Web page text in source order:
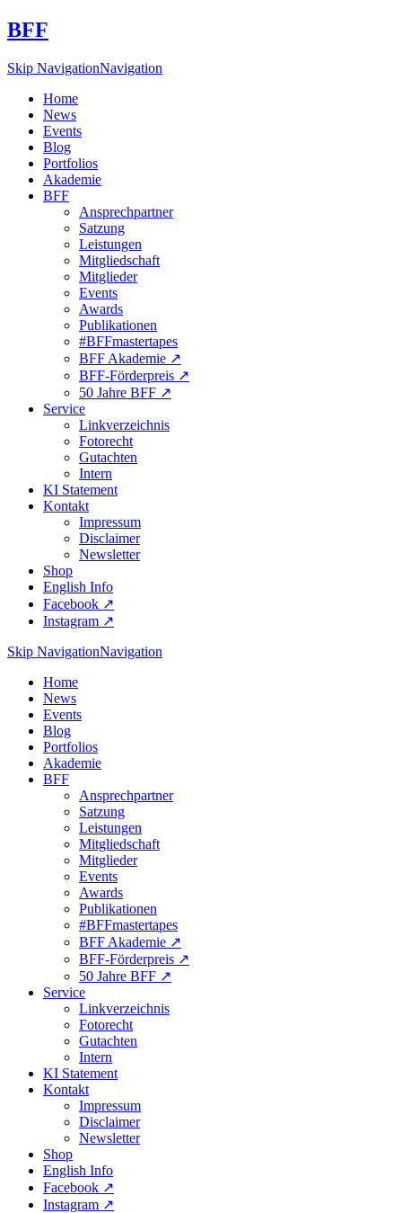
BFF
Skip NavigationNavigation
Home
News
Events
Blog
Portfolios
Akademie
BFF
Ansprechpartner
Satzung
Leistungen
Mitgliedschaft
Mitglieder
Events
Awards
Publikationen
#BFFmastertapes
BFF Akademie ↗︎
BFF-Förderpreis ↗︎
50 Jahre BFF ↗︎
Service
Linkverzeichnis
Fotorecht
Gutachten
Intern
KI Statement
Kontakt
Impressum
Disclaimer
Newsletter
Shop
English Info
Facebook ↗︎
Instagram ↗︎
Skip NavigationNavigation
Home
News
Events
Blog
Portfolios
Akademie
BFF
Ansprechpartner
Satzung
Leistungen
Mitgliedschaft
Mitglieder
Events
Awards
Publikationen
#BFFmastertapes
BFF Akademie ↗︎
BFF-Förderpreis ↗︎
50 Jahre BFF ↗︎
Service
Linkverzeichnis
Fotorecht
Gutachten
Intern
KI Statement
Kontakt
Impressum
Disclaimer
Newsletter
Shop
English Info
Facebook ↗︎
Instagram ↗︎